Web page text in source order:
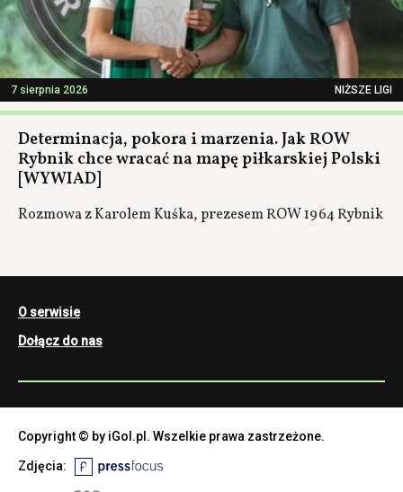
7 sierpnia 2026 NIŻSZE LIGI
Determinacja, pokora i marzenia. Jak ROW
Rybnik chce wracać na mapę piłkarskiej Polski
[WYWIAD]
Rozmowa z Karolem Kuśka, prezesem ROW 1964 Rybnik
O serwisie
Dołącz do nas
Copyright © by iGol.pl. Wszelkie prawa zastrzeżone.
Zdjęcia: